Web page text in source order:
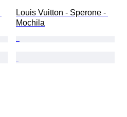
Louis Vuitton - Sperone -
Mochila